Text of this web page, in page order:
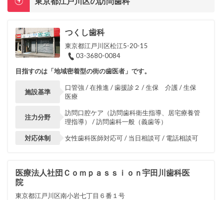
つくし歯科
東京都江戸川区松江5-20-15
03-3680-0084
目指すのは「地域密着型の街の歯医者」です。
施設基準
口管強 / 在推進 / 歯援診２ / 生保 介護 / 生保
医療
注力分野
訪問口腔ケア（訪問歯科衛生指導、居宅療養管
理指導） / 訪問歯科一般（義歯等）
対応体制 女性歯科医師対応可 / 当日相談可 / 電話相談可
医療法人社団Ｃｏｍｐａｓｓｉｏｎ宇田川歯科医
院
東京都江戸川区南小岩七丁目６番１号